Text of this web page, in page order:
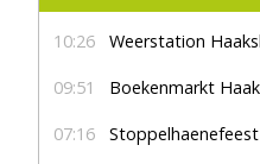
10:26 Weerstation
09:51 Boekenmarkt Haaksbergen
07:16 Stoppelhaenefeest